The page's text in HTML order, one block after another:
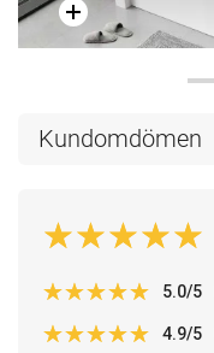
Kundomdömen
5.0/5
4.9/5